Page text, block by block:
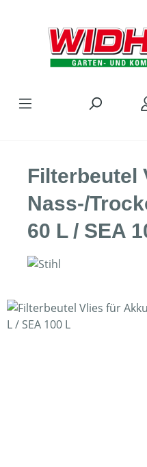
Filterbeutel
Nass-/
60 L / SEA
Bildergalerie überspringen